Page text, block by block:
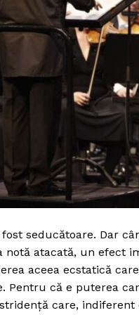
fost seducătoare. Dar
notă atacată, un efect
aceea ecstatică
Pentru că e puterea
care,